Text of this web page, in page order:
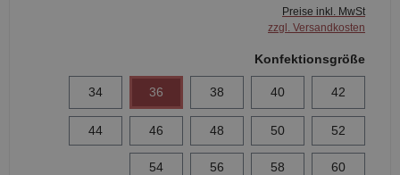
Preise inkl. MwSt
zzgl. Versandkosten
Konfektionsgröße
34 36 38 40 42
44 46 48 50 52
54 56 58 60